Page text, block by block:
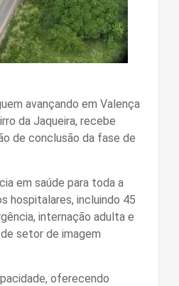
avançando em Valença
da Jaqueira, recebe
de conclusão da fase de
em saúde para toda a
hospitalares, incluindo 45
internação adulta e
setor de imagem
oferecendo